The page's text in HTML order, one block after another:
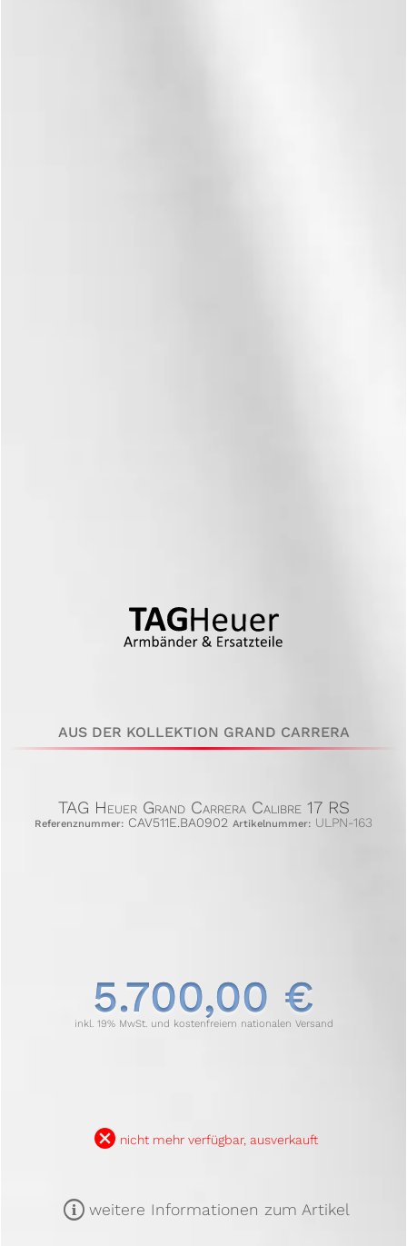
AUS DER KOLLEKTION GRAND CARRERA
TAG Heuer Grand Carrera Calibre 17 RS
Referenznummer: CAV511E.BA0902 Artikelnummer: ULPN-163
5.700,00 €
inkl. 19% MwSt. und kostenfreiem nationalen Versand
B nicht mehr verfügbar, ausverkauft
m weitere Informationen zum Artikel